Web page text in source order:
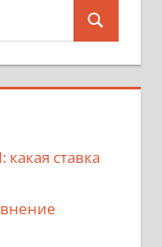
Поиск
ставка